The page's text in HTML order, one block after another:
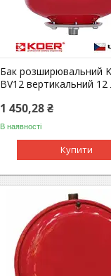
Бак розширювальний
BV12 вертикальний 12
1 450,28 ₴
В наявності
Купити